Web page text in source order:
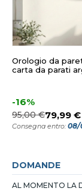
Orologio da
carta da parati
-16%
95,00 €79,99 €
Consegna entro: 08/
DOMANDE
AL MOMENTO LA